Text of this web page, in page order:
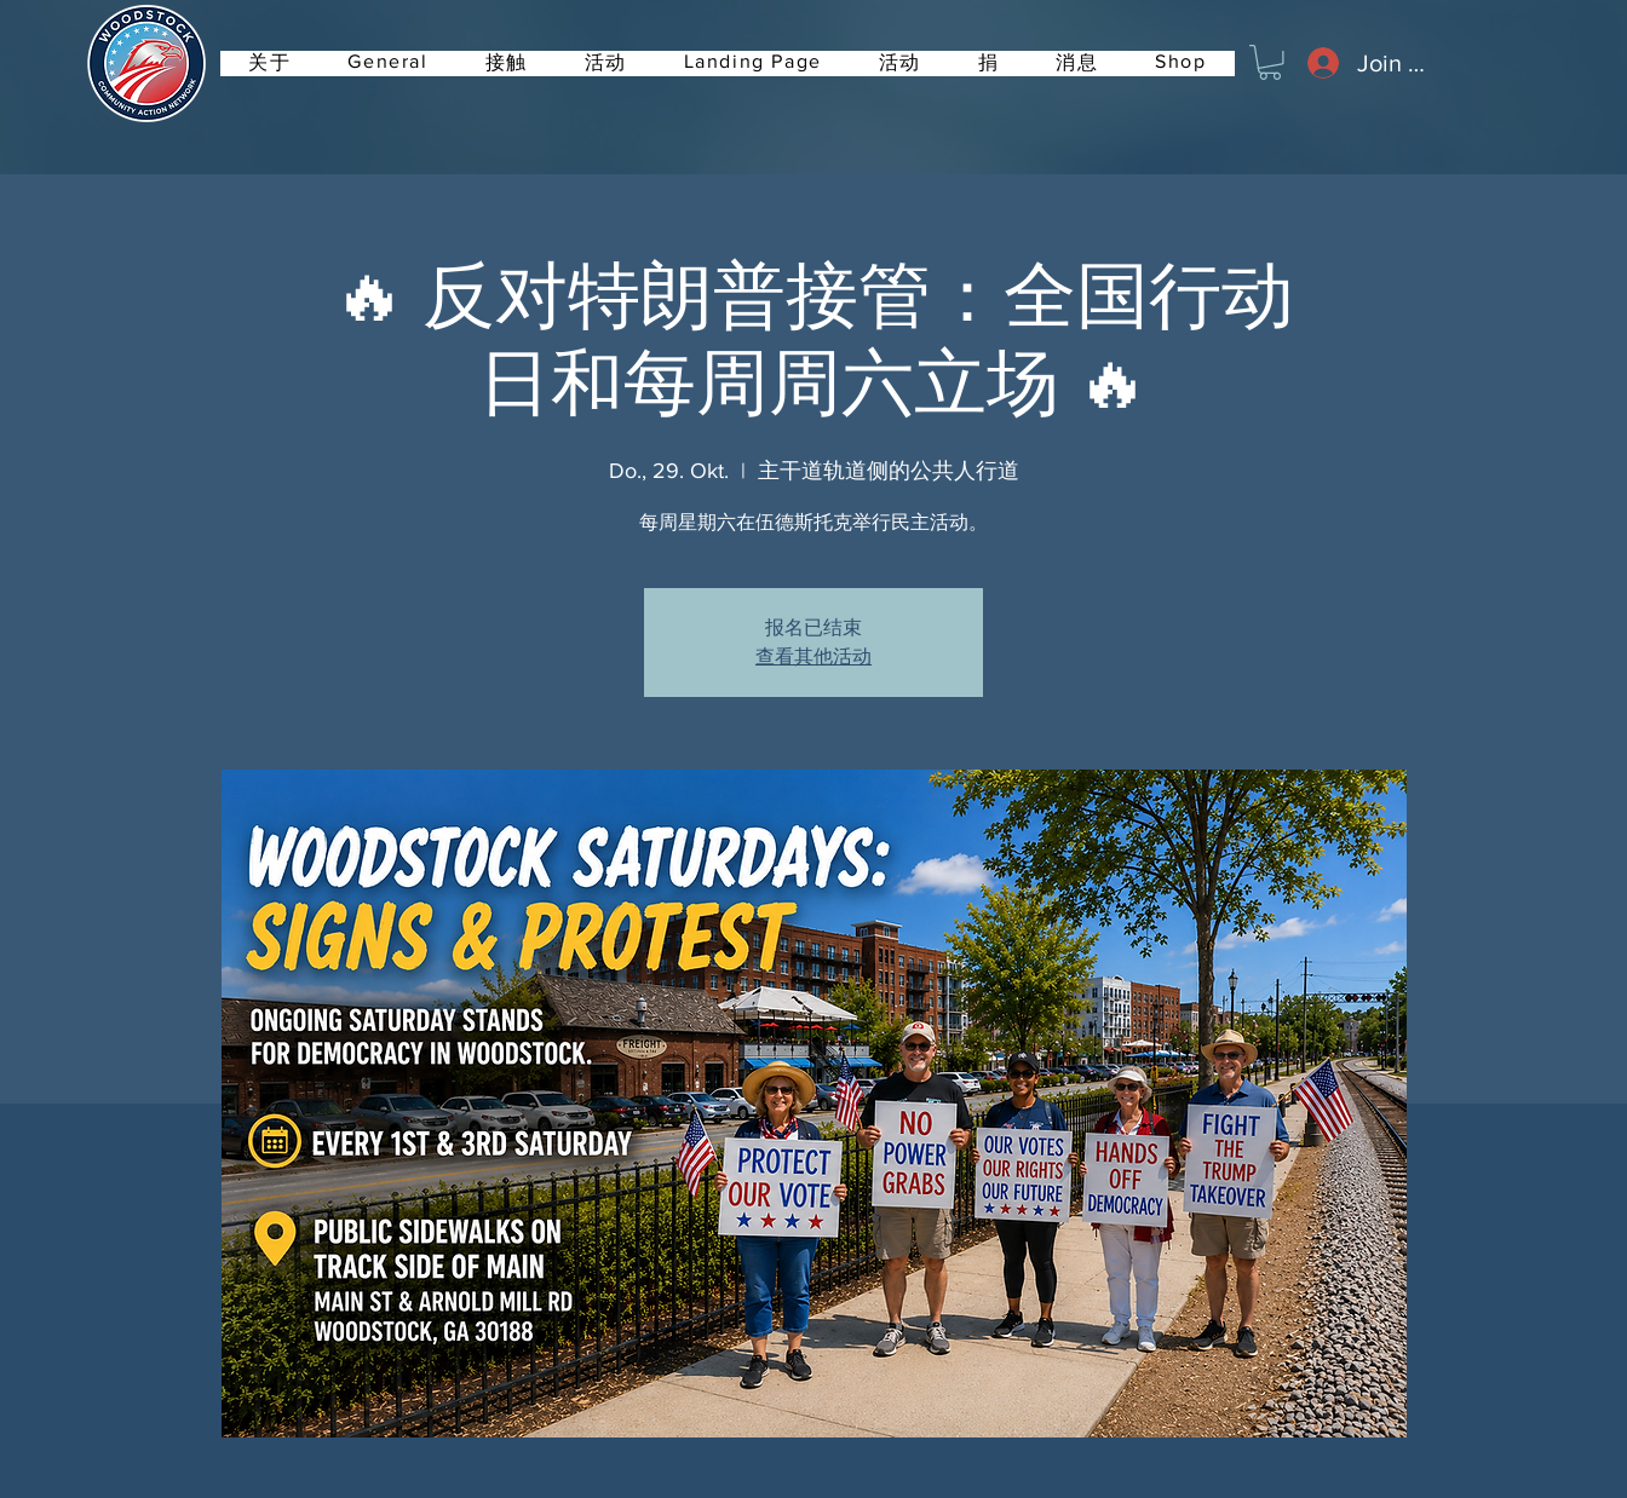
关于 General 接触 活动 Landing Page 活动 捐 消息 Shop Join or Log In
🔥 反对特朗普接管：全国行动
日和每周周六立场 🔥
Do., 29. Okt.
  |
主干道轨道侧的公共人行道
每周星期六在伍德斯托克举行民主活动。
报名已结束
查看其他活动